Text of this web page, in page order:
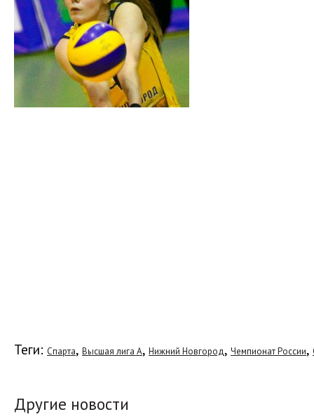
Теги: Спарта, Высшая лига А, Нижний Новгород, Чемпионат России,
Другие новости